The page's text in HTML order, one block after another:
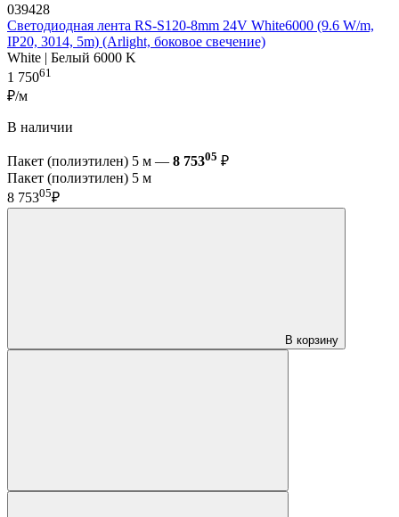
039428
Светодиодная лента RS-S120-8mm 24V White6000 (9.6 W/m,
IP20, 3014, 5m) (Arlight, боковое свечение)
White | Белый 6000 K
1 75061
₽/м
В наличии
Пакет (полиэтилен) 5 м — 8 75305 ₽
Пакет (полиэтилен) 5 м
8 75305₽
В корзину